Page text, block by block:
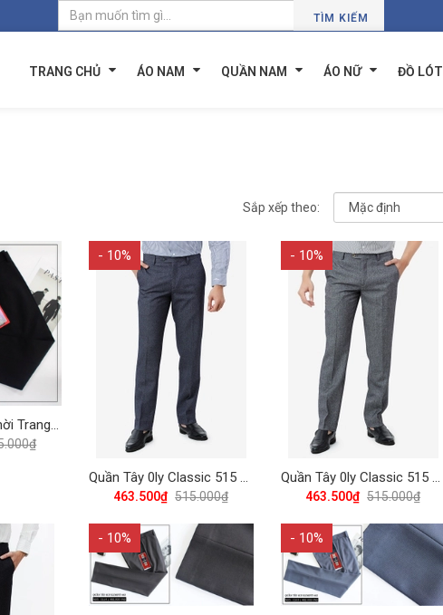
TÌM KIẾM
TRANG CHỦ ÁO NAM QUẦN NAM ÁO NỮ ĐỒ LÓT
Sắp xếp theo:
Quần Tây Nam Thời Trang Dáng Trẻ 425 Vĩnh Tiến - ND6-C914 - Đen
- 10%
Quần Tây 0ly Classic 515 Vĩnh Tiến - Xám Xanh Muối Tiêu
463.500₫ 515.000₫
- 10%
Quần Tây 0ly Classic 515 Vĩnh Tiến - Xám Muối Tiêu
463.500₫ 515.000₫
- 10% - 10%